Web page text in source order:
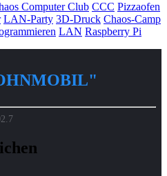
Computer Club CCC Pizzaofen
LAN-Party 3D-Druck Chaos-Camp
LAN Raspberry Pi